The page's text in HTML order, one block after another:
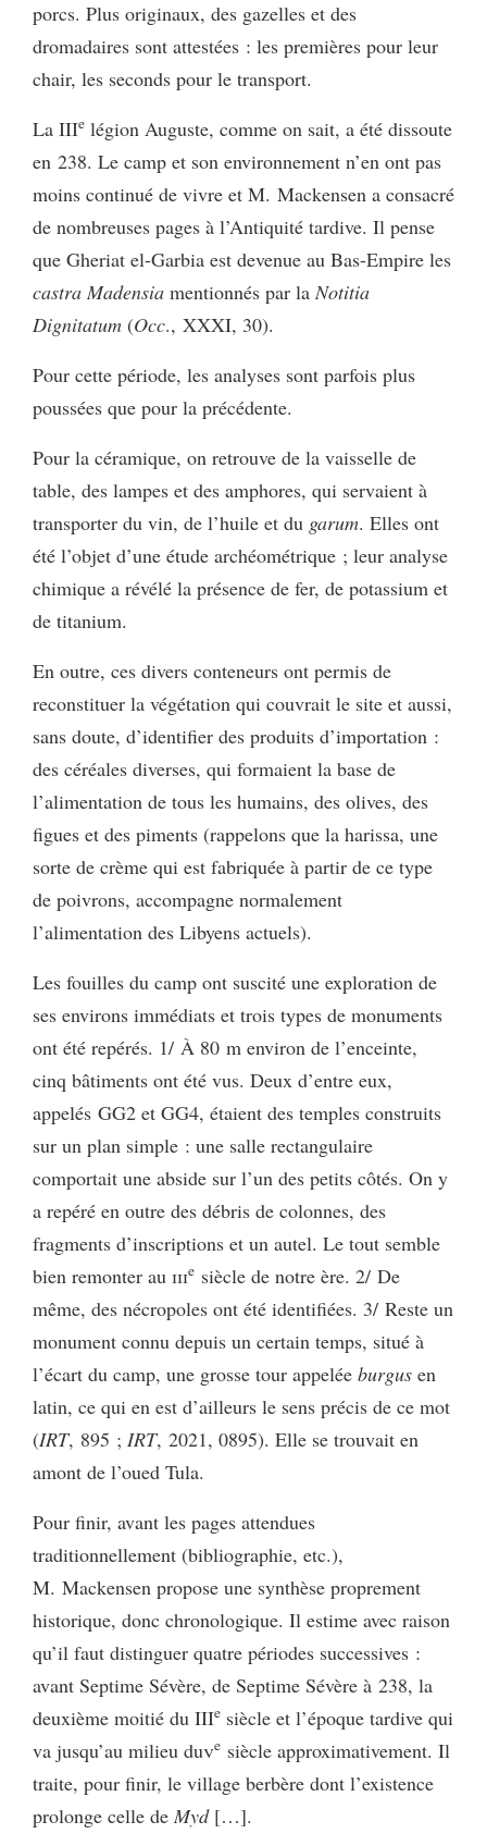
porcs. Plus originaux, des gazelles et des
dromadaires sont attestées : les premières pour leur
chair, les seconds pour le transport.
La IIIe légion Auguste, comme on sait, a été dissoute
en 238. Le camp et son environnement n’en ont pas
moins continué de vivre et M. Mackensen a consacré
de nombreuses pages à l’Antiquité tardive. Il pense
que Gheriat el-Garbia est devenue au Bas-Empire les
castra Madensia mentionnés par la Notitia
Dignitatum (Occ., XXXI, 30).
Pour cette période, les analyses sont parfois plus
poussées que pour la précédente.
Pour la céramique, on retrouve de la vaisselle de
table, des lampes et des amphores, qui servaient à
transporter du vin, de l’huile et du garum. Elles ont
été l’objet d’une étude archéométrique ; leur analyse
chimique a révélé la présence de fer, de potassium et
de titanium.
En outre, ces divers conteneurs ont permis de
reconstituer la végétation qui couvrait le site et aussi,
sans doute, d’identifier des produits d’importation :
des céréales diverses, qui formaient la base de
l’alimentation de tous les humains, des olives, des
figues et des piments (rappelons que la harissa, une
sorte de crème qui est fabriquée à partir de ce type
de poivrons, accompagne normalement
l’alimentation des Libyens actuels).
Les fouilles du camp ont suscité une exploration de
ses environs immédiats et trois types de monuments
ont été repérés. 1/ À 80 m environ de l’enceinte,
cinq bâtiments ont été vus. Deux d’entre eux,
appelés GG2 et GG4, étaient des temples construits
sur un plan simple : une salle rectangulaire
comportait une abside sur l’un des petits côtés. On y
a repéré en outre des débris de colonnes, des
fragments d’inscriptions et un autel. Le tout semble
bien remonter au iiie siècle de notre ère. 2/ De
même, des nécropoles ont été identifiées. 3/ Reste un
monument connu depuis un certain temps, situé à
l’écart du camp, une grosse tour appelée burgus en
latin, ce qui en est d’ailleurs le sens précis de ce mot
(IRT, 895 ; IRT, 2021, 0895). Elle se trouvait en
amont de l’oued Tula.
Pour finir, avant les pages attendues
traditionnellement (bibliographie, etc.),
M. Mackensen propose une synthèse proprement
historique, donc chronologique. Il estime avec raison
qu’il faut distinguer quatre périodes successives :
avant Septime Sévère, de Septime Sévère à 238, la
deuxième moitié du IIIe siècle et l’époque tardive qui
va jusqu’au milieu duve siècle approximativement. Il
traite, pour finir, le village berbère dont l’existence
prolonge celle de Myd […].